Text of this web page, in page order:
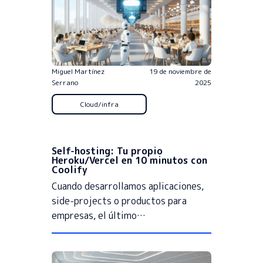
Miguel Martínez
Serrano
19 de noviembre de
2025
Cloud/infra
Self-hosting: Tu propio
Heroku/Vercel en 10 minutos con
Coolify
Cuando desarrollamos aplicaciones,
side-projects o productos para
empresas, el último…